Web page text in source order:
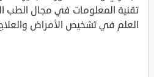
تقنية المعلومات في مجال الطب
العلم في تشخيص الأمراض